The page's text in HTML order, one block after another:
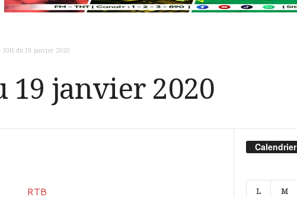
20H du 19 janvier 2020
19 janvier 2020
Calendrier
L M